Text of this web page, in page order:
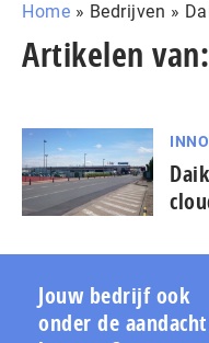
Home » Bedrijven »
Artikelen
Jouw bedrijf ook
onder de aandacht